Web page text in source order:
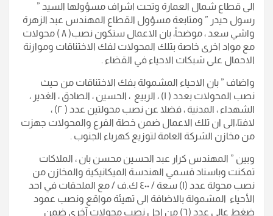
الى قطاع شمال العمارة وتحت اشراف مسؤولها السيد ”
رسول حيدر ” ومتابعة مسؤول القطاع المهندس عبد الزهرة
واشي سعد ، موضحاً، بان الاعمال ستكون نصب( ٨ ) محولات
مع مواد اخرى خاصة بتلك المحولات لفك الاختناقات وموازنة
الاحمال على شبكات الاحياء في القضاء .
واضاف ” بان الاحياء المشمولة بفك الاختناقات من حيث
نصب المحولات بعدد ( ١) ، الربيع ، الحسين ، الصادق ، الغدير ،
الشهداء ، المدنية ، فضلا عن نصب محولتين عدد ( ٢) ،
لافتا،الى ان تلك الاعمال ضمن خطة الفرع والمحولات جهزت
من مخازن الشركة العامة لتوزيع كهرباء الجنوب .
وبين ” المهندس كرار عبد الحسين محسن بان ، الملاكات
تمكنت وباسناد قسمي الهندسة الميكانيكية والمخازن من
نصب محولة عدد (١) سعة / ٤٠٠ ك.ف / مع الملحقات في احد
الأحياء المشمولة بالاضافة الى تهيئة مواقع ونصب عمود
ضغط عالي عدد (٦) من اجل نصب محولات آخرى ضمن